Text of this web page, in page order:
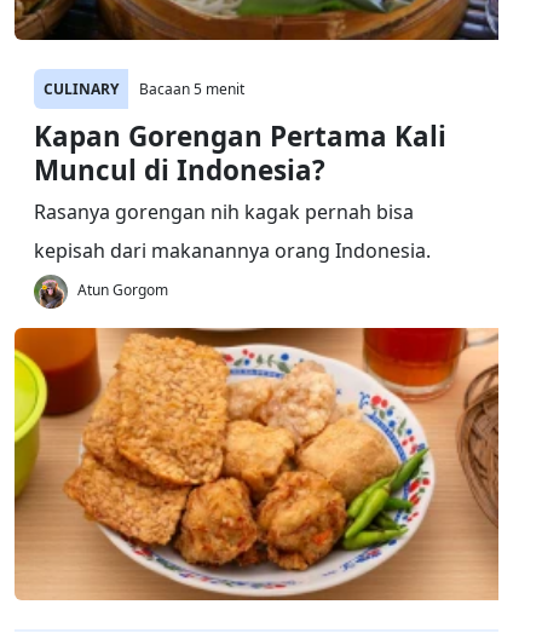
CULINARY Bacaan 5 menit
Kapan Gorengan Pertama Kali
Muncul di Indonesia?
Rasanya gorengan nih kagak pernah bisa
kepisah dari makanannya orang Indonesia.
Atun Gorgom